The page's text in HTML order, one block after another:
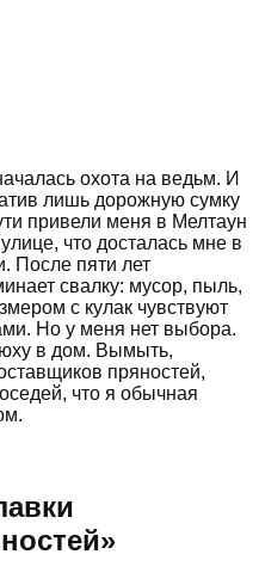
охота на ведьм. И
лишь дорожную сумку
привели меня в Мелтаун
что досталась мне в
После пяти лет
свалку: мусор, пыль,
с кулак чувствуют
Но у меня нет выбора.
в дом. Вымыть,
пряностей,
что я обычная
»